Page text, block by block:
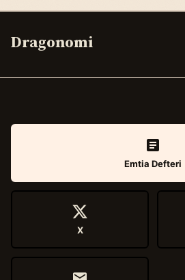
Dragonomi
Emtia Defteri
X